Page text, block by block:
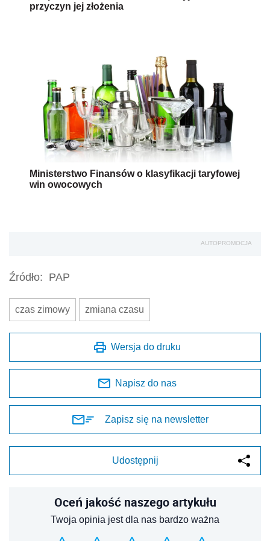
przyczyn jej złożenia
Ministerstwo Finansów o klasyfikacji taryfowej
win owocowych
AUTOPROMOCJA
Źródło: PAP
czas zimowy zmiana czasu
Wersja do druku
Napisz do nas
Zapisz się na newsletter
Udostępnij
Oceń jakość naszego artykułu
Twoja opinia jest dla nas bardzo ważna